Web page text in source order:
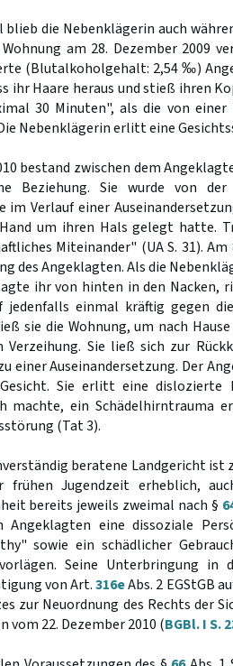
blieb die Nebenklägerin auch
am 28. Dezember 2009
(Blutalkoholgehalt: 2,54 ‰)
ihr Haare heraus und stieß ihren
30 Minuten", als die von
Nebenklägerin erlitt eine
bestand zwischen dem
Beziehung. Sie wurde von der
im Verlauf einer
um ihren Hals gelegt hatte.
Miteinander" (UA S. 31).
des Angeklagten. Als die
ihr von hinten in den Nacken,
jedenfalls einmal kräftig gegen
sie die Wohnung, um nach
Verzeihung. Sie ließ sich zur
einer Auseinandersetzung. Der
Sie erlitt eine dislozierte
machte, ein Schädelhirntrauma
(Tat 3).
beratene Landgericht ist
frühen Jugendzeit erheblich,
bereits jeweils zweimal nach §
Angeklagten eine dissoziale
sowie ein schädlicher
Seine Unterbringung in
von Art.316eAbs. 2 EGStGB
zur Neuordnung des Rechts der
vom 22. Dezember 2010 (BGBl. I S.